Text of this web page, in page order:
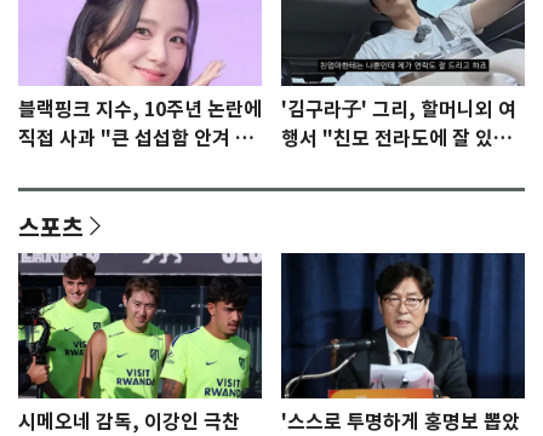
블랙핑크 지수, 10주년 논란에
직접 사과 "큰 섭섭함 안겨 미
'김구라子' 그리, 할머니외 여
행서 "친모 전라도에 잘 있
스포츠
시메오네 감독, 이강인 극찬
'스스로 투명하게 홍명보 뽑았